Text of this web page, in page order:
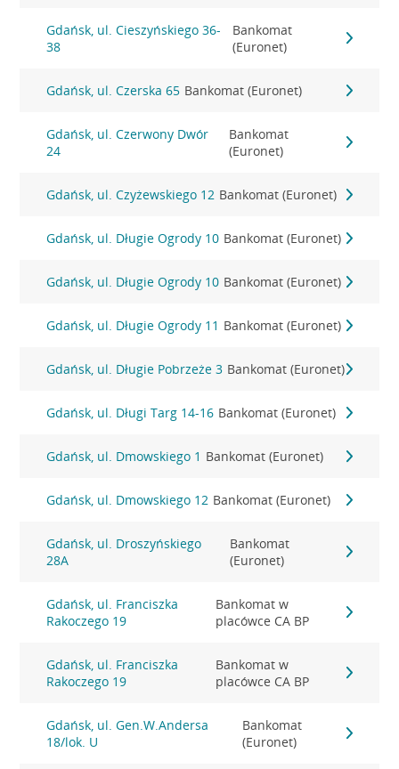
Gdańsk, ul. Cieszyńskiego 36-
38
Bankomat
(Euronet)
Gdańsk, ul. Czerska 65 Bankomat (Euronet)
Gdańsk, ul. Czerwony Dwór
24
Bankomat
(Euronet)
Gdańsk, ul. Czyżewskiego 12 Bankomat (Euronet)
Gdańsk, ul. Długie Ogrody 10 Bankomat (Euronet)
Gdańsk, ul. Długie Ogrody 10 Bankomat (Euronet)
Gdańsk, ul. Długie Ogrody 11 Bankomat (Euronet)
Gdańsk, ul. Długie Pobrzeże 3 Bankomat (Euronet)
Gdańsk, ul. Długi Targ 14-16 Bankomat (Euronet)
Gdańsk, ul. Dmowskiego 1 Bankomat (Euronet)
Gdańsk, ul. Dmowskiego 12 Bankomat (Euronet)
Gdańsk, ul. Droszyńskiego
28A
Bankomat
(Euronet)
Gdańsk, ul. Franciszka
Rakoczego 19
Bankomat w
placówce CA BP
Gdańsk, ul. Franciszka
Rakoczego 19
Bankomat w
placówce CA BP
Gdańsk, ul. Gen.W.Andersa
18/lok. U
Bankomat
(Euronet)